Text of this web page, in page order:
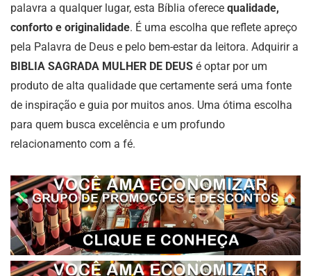
palavra a qualquer lugar, esta Bíblia oferece qualidade,
conforto e originalidade. É uma escolha que reflete apreço
pela Palavra de Deus e pelo bem-estar da leitora. Adquirir a
BIBLIA SAGRADA MULHER DE DEUS é optar por um
produto de alta qualidade que certamente será uma fonte
de inspiração e guia por muitos anos. Uma ótima escolha
para quem busca excelência e um profundo
relacionamento com a fé.